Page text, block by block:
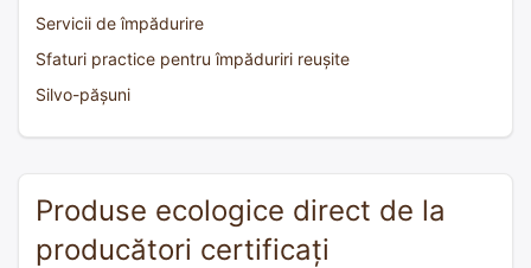
Servicii de împădurire
Sfaturi practice pentru împăduriri reușite
Silvo-pășuni
Produse ecologice direct de la
producători certificați